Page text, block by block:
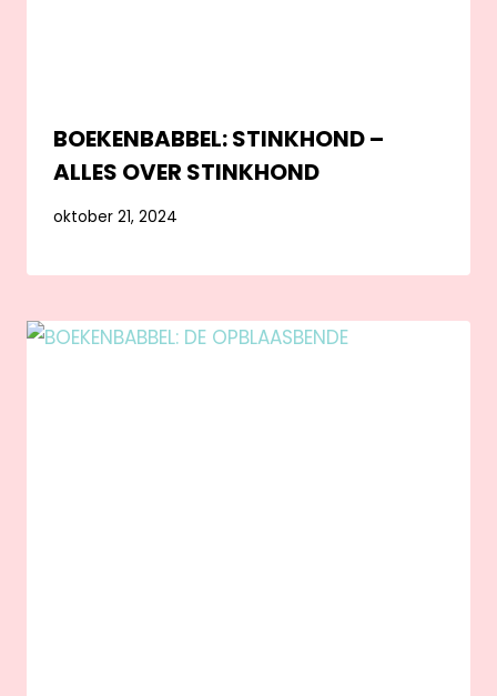
BOEKENBABBEL: STINKHOND –
ALLES OVER STINKHOND
oktober 21, 2024